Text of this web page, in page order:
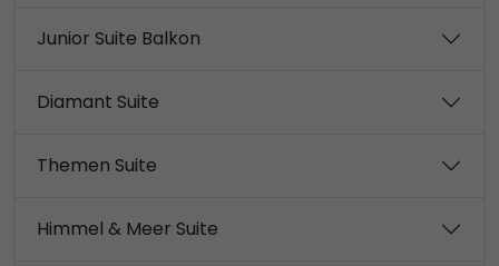
Junior Suite Balkon
Diamant Suite
Themen Suite
Himmel & Meer Suite